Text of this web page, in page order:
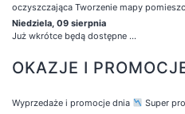
oczyszczająca Tworzenie mapy
Niedziela, 09 sierpnia
Już wkrótce będą dostępne ...
OKAZJE I
Wyprzedaże i promocje dnia
Super